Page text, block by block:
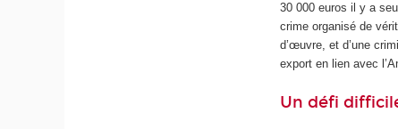
30 000 euros il y a
crime organisé de
d’œuvre, et d’une
export en lien avec
Un défi